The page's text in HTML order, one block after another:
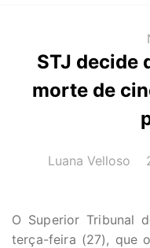
STJ decide
morte de
AUTOR(A):
Luana Velloso
O Superior Tribunal
terça-feira (27), que